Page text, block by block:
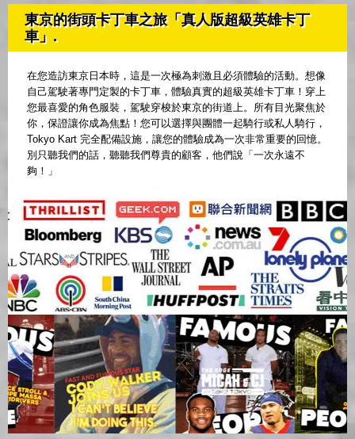
東京的街頭卡丁車之旅「真人版超級英雄卡丁
車」.
在您造訪東京日本時，這是一次極為刺激且必須體驗的活動。想像
自己駕駛著專門定製的卡丁車，體驗真實的超級英雄卡丁車！穿上
您最喜愛的角色服裝，駕駛穿梭於東京的街道上。所有目光聚焦於
你，保證讓你成為焦點！您可以選擇與團體一起騎行或私人騎行，
Tokyo Kart 完全配備設施，讓您的體驗成為一次非常重要的回憶。
別只聽我們的話，聽聽我們尊貴的顧客，他們說「一次永遠不
夠！」